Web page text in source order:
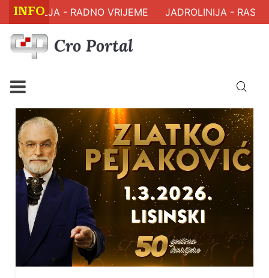
INFO - RADNO VRIJEME JADROLINIJA -